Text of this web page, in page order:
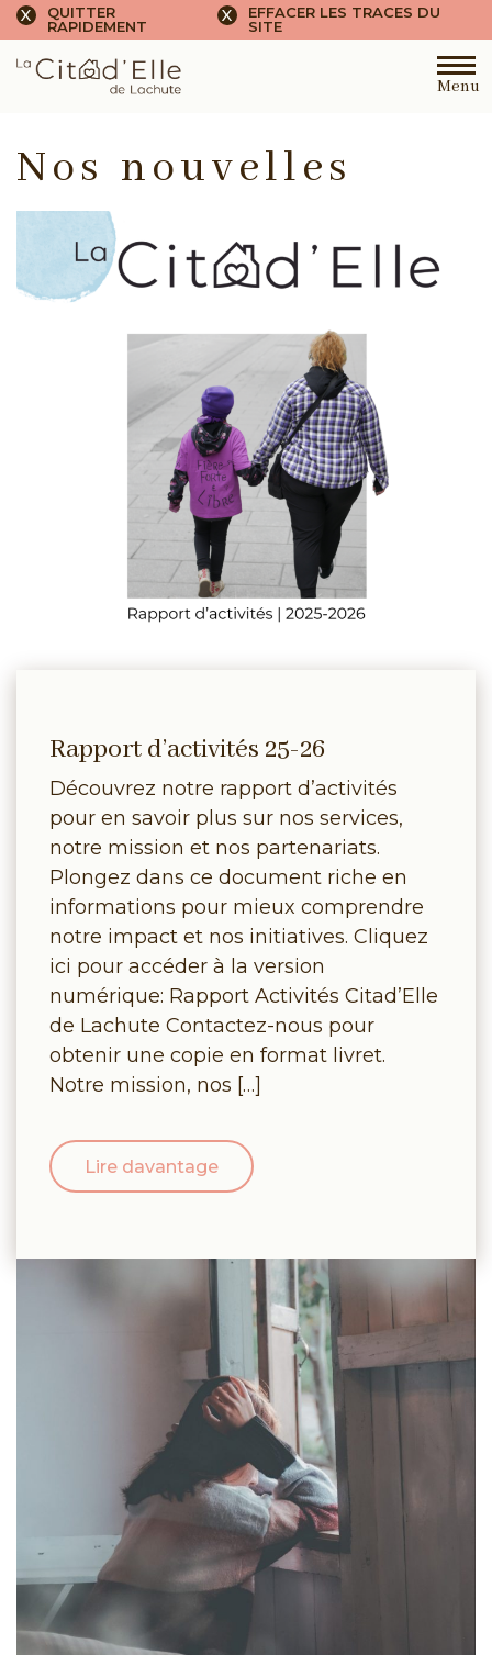
X
QUITTER
RAPIDEMENT
X
EFFACER LES TRACES DU
SITE
Menu
Nos nouvelles
Rapport d’activités 25-26
Découvrez notre rapport d’activités
pour en savoir plus sur nos services,
notre mission et nos partenariats.
Plongez dans ce document riche en
informations pour mieux comprendre
notre impact et nos initiatives. Cliquez
ici pour accéder à la version
numérique: Rapport Activités Citad’Elle
de Lachute Contactez-nous pour
obtenir une copie en format livret.
Notre mission, nos […]
Lire davantage